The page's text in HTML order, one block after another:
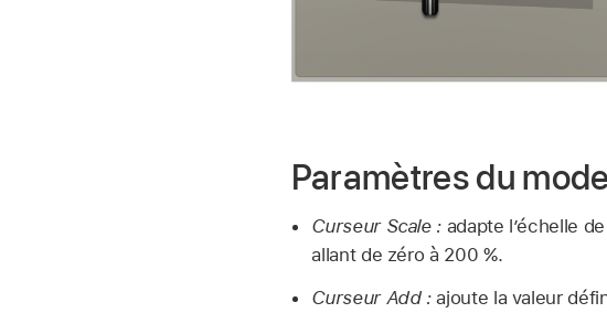
Paramètres du
Curseur Scale : adapte l’échelle
allant de zéro à 200 %.
Curseur Add :ajoute la valeur